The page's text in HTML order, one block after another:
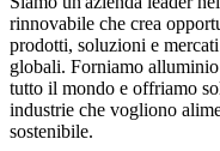
rinnovabile che crea
prodotti, soluzioni e
globali. Forniamo
tutto il mondo e offriamo
industrie che vogliono
sostenibile.